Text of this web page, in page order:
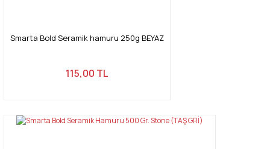
Smarta Bold Seramik hamuru 250g BEYAZ
115,00 TL